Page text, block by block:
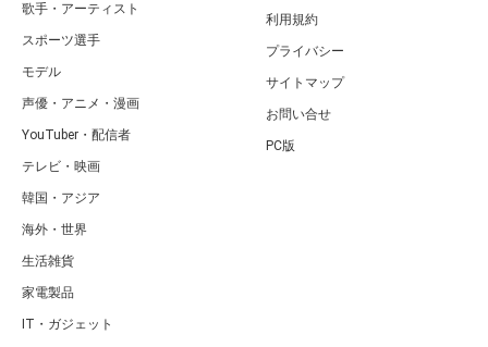
歌手・アーティスト
スポーツ選手
モデル
声優・アニメ・漫画
YouTuber・配信者
テレビ・映画
韓国・アジア
海外・世界
生活雑貨
家電製品
IT・ガジェット
利用規約
プライバシー
サイトマップ
お問い合せ
PC版